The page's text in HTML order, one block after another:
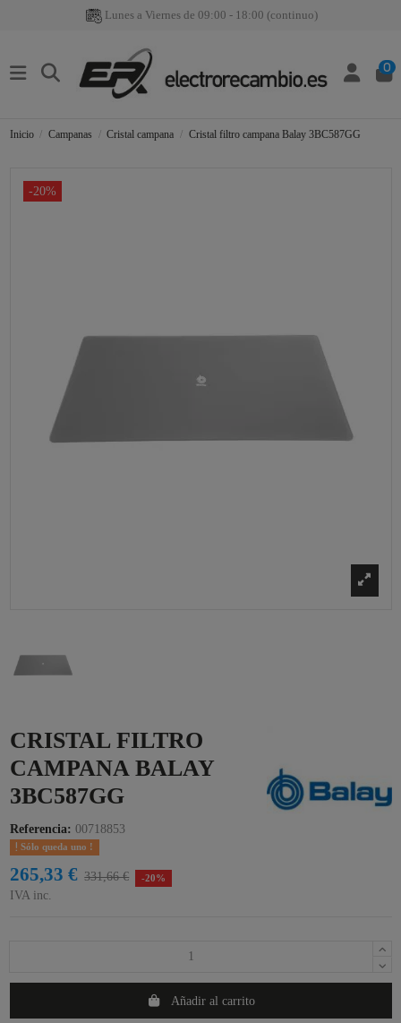
Lunes a Viernes de 09:00 - 18:00 (continuo)
0
Inicio Campanas Cristal campana Cristal filtro campana Balay 3BC587GG
-20%
CRISTAL FILTRO
CAMPANA BALAY
3BC587GG
Referencia: 00718853
Sólo queda uno !
265,33 € 331,66 € -20%
IVA inc.
Añadir al carrito